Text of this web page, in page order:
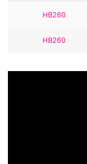
HB260
HB260